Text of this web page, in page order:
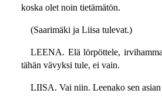
koska olet noin tietämätön.
(Saarimäki ja Liisa tulevat.)
LEENA. Elä lörpöttele,
tähän vävyksi tule, ei vain.
LIISA. Vai niin. Leenako sen